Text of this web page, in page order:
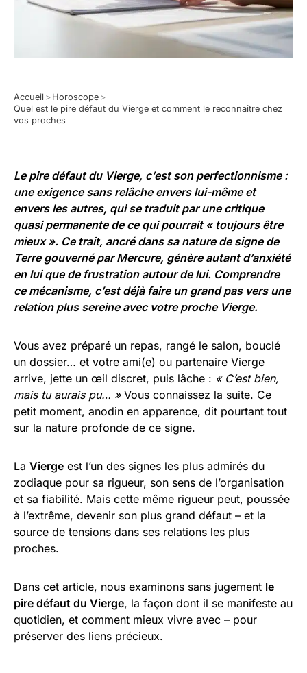
Accueil > Horoscope >
Quel est le pire défaut du Vierge et comment le reconnaître chez
vos proches
Le pire défaut du Vierge, c’est son perfectionnisme :
une exigence sans relâche envers lui-même et
envers les autres, qui se traduit par une critique
quasi permanente de ce qui pourrait « toujours être
mieux ». Ce trait, ancré dans sa nature de signe de
Terre gouverné par Mercure, génère autant d’anxiété
en lui que de frustration autour de lui. Comprendre
ce mécanisme, c’est déjà faire un grand pas vers une
relation plus sereine avec votre proche Vierge.
Vous avez préparé un repas, rangé le salon, bouclé
un dossier… et votre ami(e) ou partenaire Vierge
arrive, jette un œil discret, puis lâche : « C’est bien,
mais tu aurais pu… »Vous connaissez la suite. Ce
petit moment, anodin en apparence, dit pourtant tout
sur la nature profonde de ce signe.
La Vierge est l’un des signes les plus admirés du
zodiaque pour sa rigueur, son sens de l’organisation
et sa fiabilité. Mais cette même rigueur peut, poussée
à l’extrême, devenir son plus grand défaut – et la
source de tensions dans ses relations les plus
proches.
Dans cet article, nous examinons sans jugement le
pire défaut du Vierge, la façon dont il se manifeste au
quotidien, et comment mieux vivre avec – pour
préserver des liens précieux.